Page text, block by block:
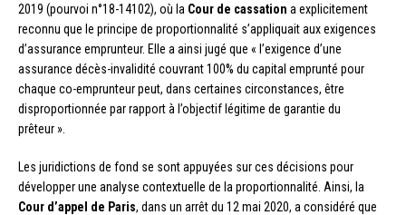
2019 (pourvoi n°18-14102), où la Cour de cassation a explicitement
reconnu que le principe de proportionnalité s’appliquait aux exigences
d’assurance emprunteur. Elle a ainsi jugé que « l’exigence d’une
assurance décès-invalidité couvrant 100% du capital emprunté pour
chaque co-emprunteur peut, dans certaines circonstances, être
disproportionnée par rapport à l’objectif légitime de garantie du
prêteur ».
Les juridictions de fond se sont appuyées sur ces décisions pour
développer une analyse contextuelle de la proportionnalité. Ainsi, la
Cour d’appel de Paris, dans un arrêt du 12 mai 2020, a considéré que